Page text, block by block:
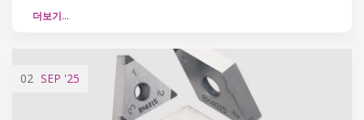
더보기…
02 SEP '25